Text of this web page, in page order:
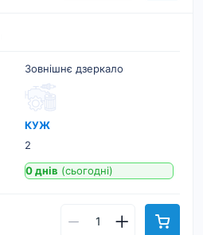
Зовнішнє дзеркало
КУЖ
2
0 днів (сьогодні)